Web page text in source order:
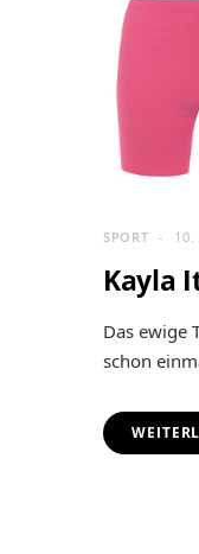
SPORT 10.
Kayla
Das ewige
schon